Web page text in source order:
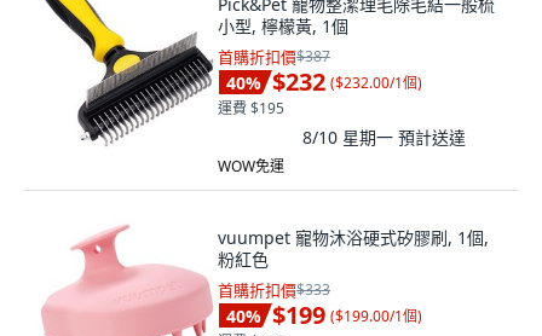
小型, 檸檬黃, 1個
首購折扣價$387
40% $232 ($232.00/1個)
運費 $195
8/10 星期一 預計送達
WOW免運
vuumpet 寵物沐浴硬式矽膠刷, 1個,
粉紅色
首購折扣價$333
40% $199 ($199.00/1個)